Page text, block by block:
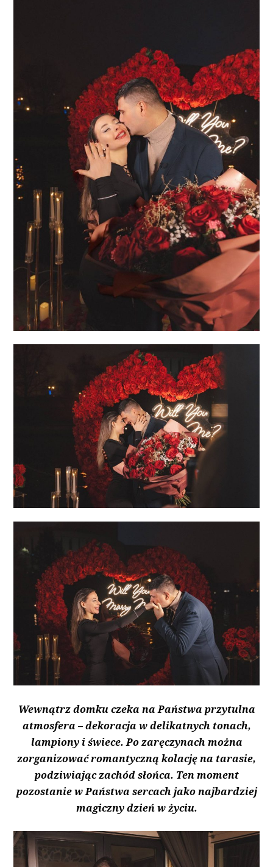
Wewnątrz domku czeka na Państwa przytulna
atmosfera – dekoracja w delikatnych tonach,
lampiony i świece. Po zaręczynach można
zorganizować romantyczną kolację na tarasie,
podziwiając zachód słońca. Ten moment
pozostanie w Państwa sercach jako najbardziej
magiczny dzień w życiu.